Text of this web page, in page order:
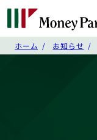
ホーム お知らせ